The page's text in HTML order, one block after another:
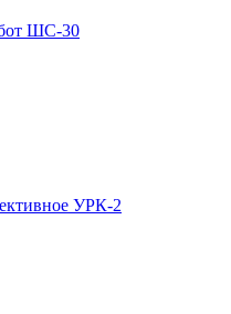
ШС-30
УРК-2